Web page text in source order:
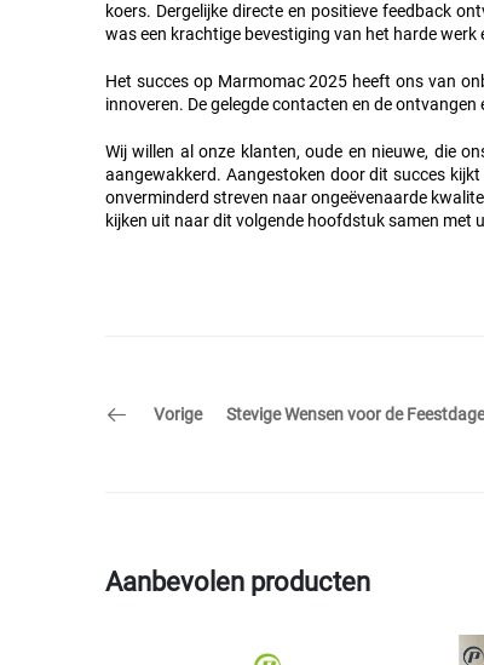
koers. Dergelijke directe en positieve feedback
was een krachtige bevestiging van het harde
Het succes op Marmomac 2025 heeft ons van
innoveren. De gelegde contacten en de
Wij willen al onze klanten, oude en nieuwe, die
aangewakkerd. Aangestoken door dit succes
onverminderd streven naar ongeëvenaarde
kijken uit naar dit volgende hoofdstuk samen met
Vorige Stevige Wensen voor de
Aanbevolen producten